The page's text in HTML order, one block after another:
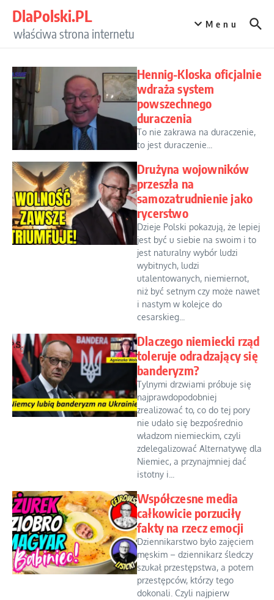
DlaPolski.PL
właściwa strona internetu
Menu
Hennig-Kloska oficjalnie
wdraża system
powszechnego
duraczenia
To nie zakrawa na duraczenie,
to jest duraczenie...
Drużyna wojowników
przeszła na
samozatrudnienie jako
rycerstwo
Dzieje Polski pokazują, że lepiej
jest być u siebie na swoim i to
jest naturalny wybór ludzi
wybitnych, ludzi
utalentowanych, niemiernot,
niż być setnym czy może nawet
i nastym w kolejce do
cesarskieg...
Dlaczego niemiecki rząd
toleruje odradzający się
banderyzm?
Tylnymi drzwiami próbuje się
najprawdopodobniej
zrealizować to, co do tej pory
nie udało się bezpośrednio
władzom niemieckim, czyli
zdelegalizować Alternatywę dla
Niemiec, a przynajmniej dać
istotny i...
Współczesne media
całkowicie porzuciły
fakty na rzecz emocji
Dziennikarstwo było zajęciem
męskim – dziennikarz śledczy
szukał przestępstwa, a potem
przestępców, którzy tego
dokonali. Czyli najpierw